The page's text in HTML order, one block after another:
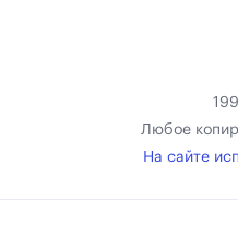
Любое
На сайте